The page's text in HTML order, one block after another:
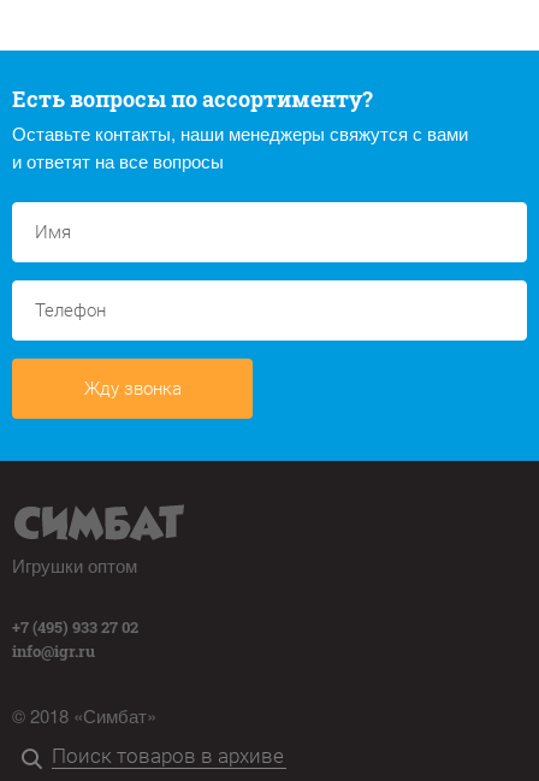
Есть вопросы по ассортименту?
Оставьте контакты, наши менеджеры свяжутся с вами
и ответят на все вопросы
Жду звонка
Игрушки оптом
+7 (495) 933 27 02
info@igr.ru
© 2018 «Симбат»